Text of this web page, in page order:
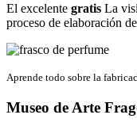
El excelente gratis La
proceso de elaboración
Aprende todo sobre la
Museo de Arte